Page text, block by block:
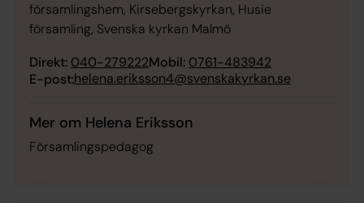
församlingshem, Kirsebergskyrkan, Husie
församling, Svenska kyrkan Malmö
Direkt: 040-279222Mobil: 0761-483942
E-post:helena.eriksson4@svenskakyrkan.se
Mer om Helena Eriksson
Församlingspedagog